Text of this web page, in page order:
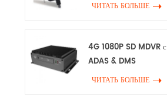
ЧИТАТЬ БОЛЬШЕ
4G 1080P SD MDVR с
ADAS & DMS
ЧИТАТЬ БОЛЬШЕ